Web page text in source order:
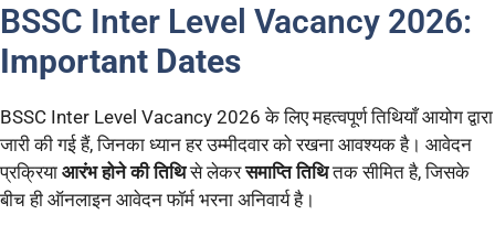
BSSC Inter Level Vacancy 2026:
Important Dates
BSSC Inter Level Vacancy 2026 के लिए महत्वपूर्ण तिथियाँ आयोग द्वारा
जारी की गई हैं, जिनका ध्यान हर उम्मीदवार को रखना आवश्यक है। आवेदन
प्रक्रिया आरंभ होने की तिथिसे लेकरसमाप्ति तिथितक सीमित है, जिसके
बीच ही ऑनलाइन आवेदन फॉर्म भरना अनिवार्य है।